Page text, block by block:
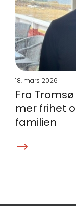
18. mars 2026
Fra
mer frihet
familien